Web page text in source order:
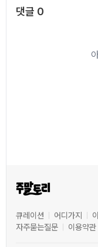
댓글 0
큐레이션 어디가지
자주묻는질문
이용약관